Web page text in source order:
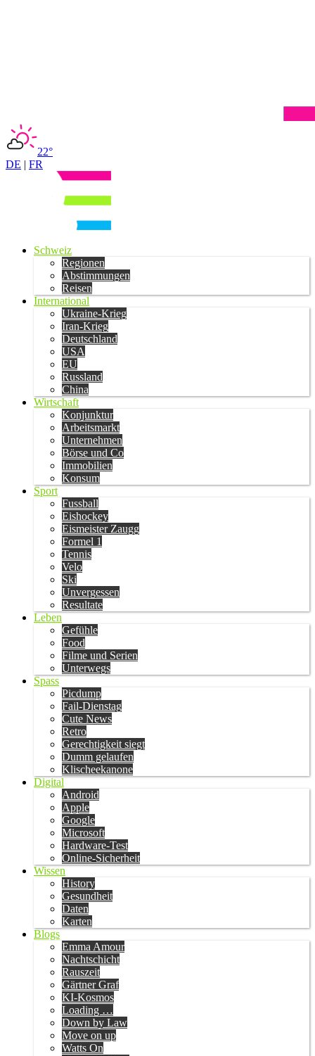
22°
DE | FR
Schweiz
Regionen
Abstimmungen
Reisen
International
Ukraine-Krieg
Iran-Krieg
Deutschland
USA
EU
Russland
China
Wirtschaft
Konjunktur
Arbeitsmarkt
Unternehmen
Börse und Co
Immobilien
Konsum
Sport
Fussball
Eishockey
Eismeister Zaugg
Formel 1
Tennis
Velo
Ski
Unvergessen
Resultate
Leben
Gefühle
Food
Filme und Serien
Unterwegs
Spass
Picdump
Fail-Dienstag
Cute News
Retro
Gerechtigkeit siegt
Dumm gelaufen
Klischeekanone
Digital
Android
Apple
Google
Microsoft
Hardware-Test
Online-Sicherheit
Wissen
History
Gesundheit
Daten
Karten
Blogs
Emma Amour
Nachtschicht
Rauszeit
Gärtner Graf
KI-Kosmos
Loading …
Down by Law
Move on up
Watts On